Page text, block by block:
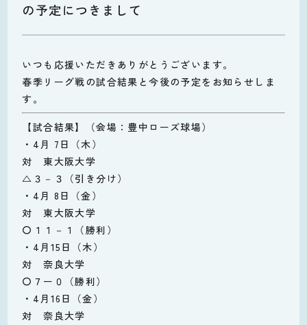
の予定につきまして
いつも応援いただきありがとうございます。
春季リーグ戦の試合結果と今後の予定をお知らせしま
す。
【試合結果】（会場：豊中ローズ球場）
・4月 7日（木）
対 東大阪大学
△３－３（引き分け）
・4月 8日（金）
対 東大阪大学
〇１１－１（勝利）
・4月15日（木）
対 奈良大学
〇７ー０（勝利）
・4月16日（金）
対 奈良大学